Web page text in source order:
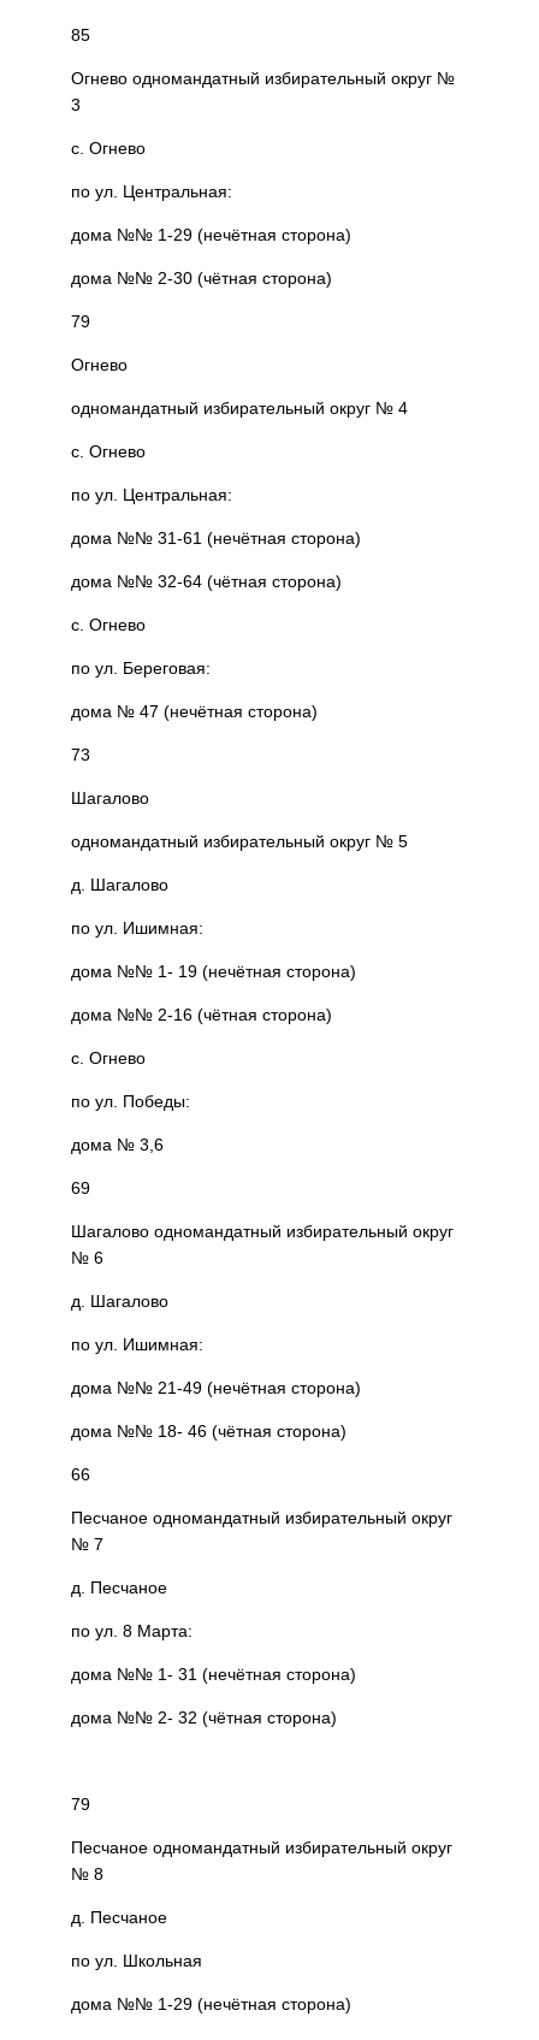
85
Огнево одномандатный избирательный округ №
3
с. Огнево
по ул. Центральная:
дома №№ 1-29 (нечётная сторона)
дома №№ 2-30 (чётная сторона)
79
Огнево
одномандатный избирательный округ № 4
с. Огнево
по ул. Центральная:
дома №№ 31-61 (нечётная сторона)
дома №№ 32-64 (чётная сторона)
с. Огнево
по ул. Береговая:
дома № 47 (нечётная сторона)
73
Шагалово
одномандатный избирательный округ № 5
д. Шагалово
по ул. Ишимная:
дома №№ 1- 19 (нечётная сторона)
дома №№ 2-16 (чётная сторона)
с. Огнево
по ул. Победы:
дома № 3,6
69
Шагалово одномандатный избирательный округ
№ 6
д. Шагалово
по ул. Ишимная:
дома №№ 21-49 (нечётная сторона)
дома №№ 18- 46 (чётная сторона)
66
Песчаное одномандатный избирательный округ
№ 7
д. Песчаное
по ул. 8 Марта:
дома №№ 1- 31 (нечётная сторона)
дома №№ 2- 32 (чётная сторона)
79
Песчаное одномандатный избирательный округ
№ 8
д. Песчаное
по ул. Школьная
дома №№ 1-29 (нечётная сторона)